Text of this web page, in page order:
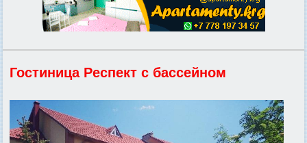
Гостиница Респект с бассейном